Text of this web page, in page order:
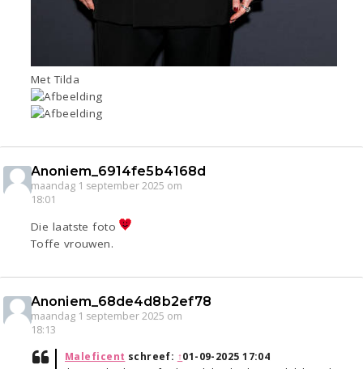
Met Tilda
Anoniem_6914fe5b4168d
maandag 1 september 2025 om
18:01
Die laatste foto
Toffe vrouwen.
Anoniem_68de4d8b2ef78
maandag 1 september 2025 om
18:13
Maleficent schreef: ↑01-09-2025 17:04